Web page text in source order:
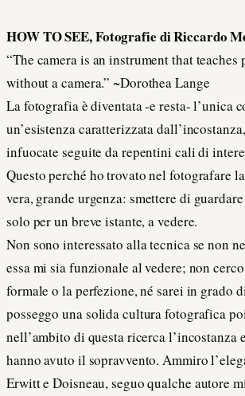
HOW TO SEE, Fotografie di Riccardo
“The camera is an instrument that teaches
without a camera.” ~Dorothea Lange
La fotografia è diventata -e resta- l’unica
un’esistenza caratterizzata
infuocate seguite da repentini cali di
Questo perché ho trovato nel fotografare
vera, grande urgenza: smettere di
solo per un breve istante, a vedere.
Non sono interessato alla tecnica se non
essa mi sia funzionale al vedere; non
formale o la perfezione, né sarei in grado
posseggo una solida cultura fotografica
nell’ambito di questa ricerca l’incostanza
hanno avuto il sopravvento. Ammiro
Erwitt e Doisneau, seguo qualche autore